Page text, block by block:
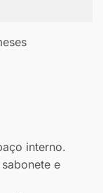
interno.
e